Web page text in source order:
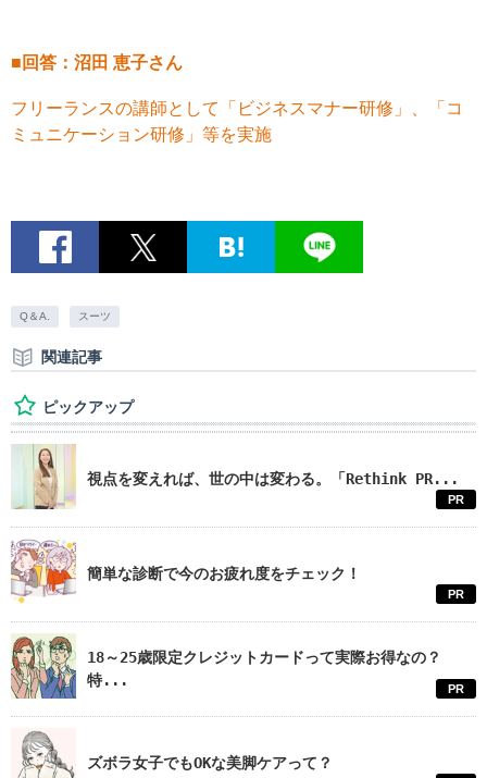
■回答：沼田 恵子さん
フリーランスの講師として「ビジネスマナー研修」、「コ
ミュニケーション研修」等を実施
Q＆A. スーツ
関連記事
ピックアップ
視点を変えれば、世の中は変わる。「Rethink PR...
PR
簡単な診断で今のお疲れ度をチェック！
PR
18～25歳限定クレジットカードって実際お得なの？
特...
PR
ズボラ女子でもOKな美脚ケアって？